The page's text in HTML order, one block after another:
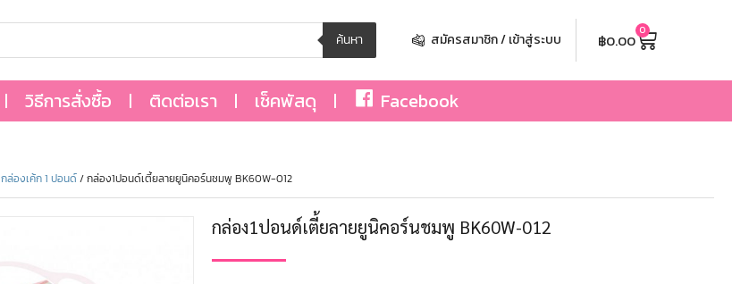
ค้นหา สมัครสมาชิก / เข้าสู่ระบบ ฿0.00 0
วิธีการสั่งซื้อ ติดต่อเรา เช็คพัสดุ Facebook
กล่องเค้ก 1 ปอนด์/ กล่อง1ปอนด์เตี้ยลายยูนิคอร์นชมพู BK60W-012
กล่อง1ปอนด์เตี้ยลายยูนิคอร์นชมพู BK60W-012